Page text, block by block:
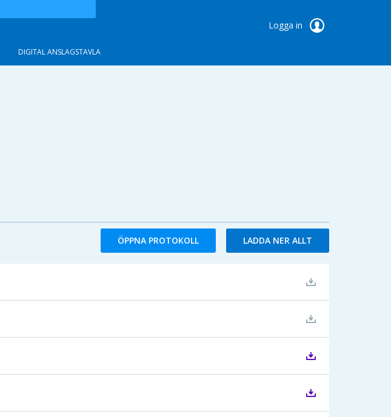
Logga in
DIGITAL ANSLAGSTAVLA
ÖPPNA PROTOKOLL LADDA NER ALLT